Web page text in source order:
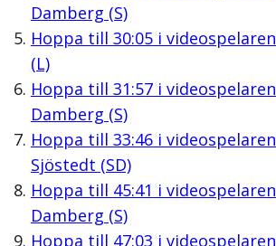
Damberg (S)
Hoppa till 30:05i videospelaren
(L)
Hoppa till 31:57i videospelaren
Damberg (S)
Hoppa till 33:46i videospelaren
Sjöstedt (SD)
Hoppa till 45:41 i videospelaren
Damberg (S)
Hoppa till 47:03 i videospelaren